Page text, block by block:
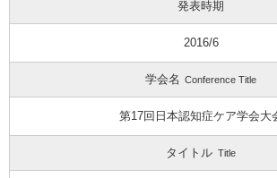
発表時期
2016/6
学会名 Conference Title
第17回日本認知症ケア学会大
タイトル Title